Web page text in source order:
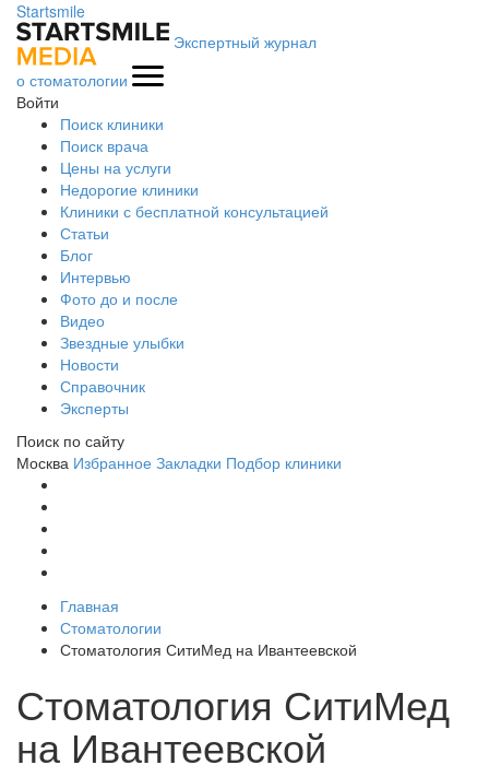
Startsmile
Экспертный журнал
о стоматологии
Войти
Поиск клиники
Поиск врача
Цены на услуги
Недорогие клиники
Клиники с бесплатной консультацией
Статьи
Блог
Интервью
Фото до и после
Видео
Звездные улыбки
Новости
Справочник
Эксперты
Поиск по сайту
Москва Избранное Закладки Подбор клиники
Главная
Стоматологии
Стоматология СитиМед на Ивантеевской
Стоматология СитиМед
на Ивантеевской